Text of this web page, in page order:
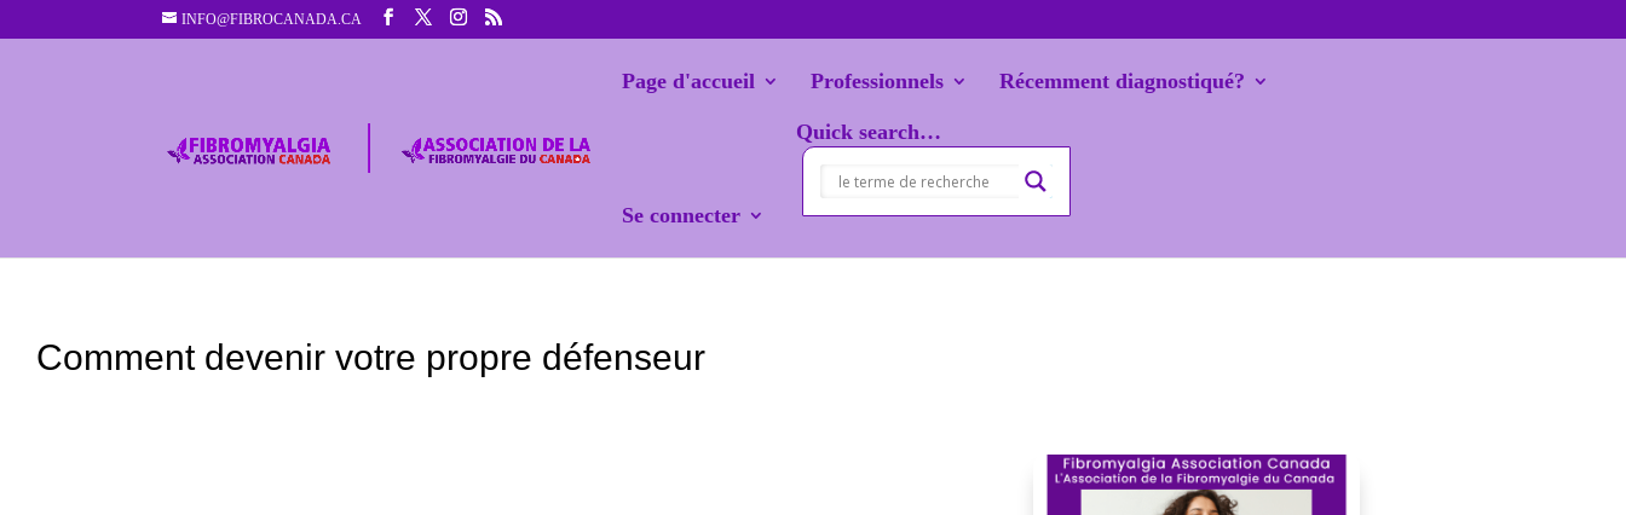
INFO@FIBROCANADA.CA
Page d'accueil Professionnels Récemment diagnostiqué?
Se connecter
Quick search…
Comment devenir votre propre défenseur